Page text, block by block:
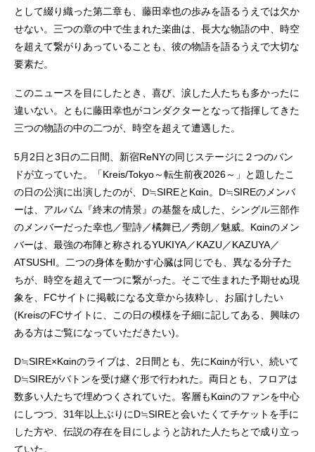
として綴り織った第二章も、藤田幸也の歩みを語るうえでは欠か
せない。三つの章の中で生まれた楽曲は、長大な物語の中、時空
を超えて繋がりあっていることも、彼の物語を語るうえで大切な
要素だ。
このニュースを目にしたとき、喜び、涙した人たちも多かったに
違いない。ともに藤田幸也がコンダクターとなって指揮してきた
三つの物語の中の二つが、時空を超えて遭遇した。
5月2日と3日の二日間、新宿ReNYの同じステージに２つのバン
ドが立っていた。「Kreis/Tokyo～転生前夜2026～」と題したこ
の日の公演に出演したのが、D≒SIREとKαin。D≒SIREのメンバ
ーは、アルバム『終末の情景』の基盤を成した、シングル三部作
のメンバーだった幸也／聖詩／橘舞已／秀朗／魅威。Kαinのメン
バーは、最強の布陣と称されるYUKIYA／KAZU／KAZUYA／
ATSUSHI。二つの身体を動かす心臓は同じでも、異なる分子た
ちが、時空を超えて一つに繋がった。そこで生まれた予期せぬ現
象を、FCサイトに掲載になる文章から抜粋し、お届けしたい
(KreisのFCサイトに、この日の模様を子細に記してある、興味の
ある方はご覧になっていただきたい)。
D≒SIRE×Kαinのライブは、2日間とも、先にKαinが行い、続いて
D≒SIREがバトンを受け継ぐ形で行われた。両日とも、フロアは
数多い人たちで埋めつくされていた。客層もKαinのファンを中心
にしつつ、31年以上ぶりにD≒SIREと会いたくてチケットを手に
した方や、伝説の存在を目にしようと訪れた人たちとで成り立っ
ていた。